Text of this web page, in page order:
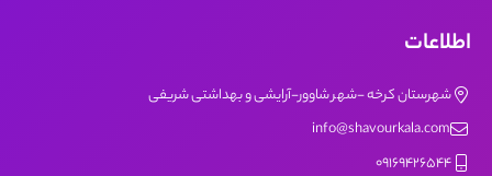
اطلاعات
شهرستان کرخه -شهر شاوور-آرایشی و بهداشتی شریفی
info@shavourkala.com
09169426544